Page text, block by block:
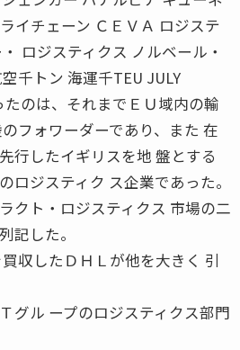
イチェーン ＣＥＶＡ ロジステ
ロジスティクス ノルベール・
千トン 海運千TEU JULY
のは、それまでＥＵ域内の輸
フォワーダーであり、また 在
行したイギリスを地 盤とする
ロジスティク ス企業であった。
クト・ロジスティクス 市場の二
記した。
収したＤＨＬが他を大きく 引
グル ープのロジスティクス部門